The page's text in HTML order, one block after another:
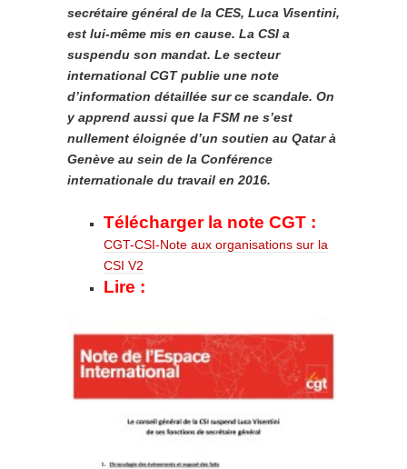
secrétaire général de la CES, Luca Visentini,
est lui-même mis en cause. La CSI a
suspendu son mandat. Le secteur
international CGT publie une note
d’information détaillée sur ce scandale. On
y apprend aussi que la FSM ne s’est
nullement éloignée d’un soutien au Qatar à
Genève au sein de la Conférence
internationale du travail en 2016.
Télécharger la note CGT :
CGT-CSI-Note aux organisations sur la
CSI V2
Lire :